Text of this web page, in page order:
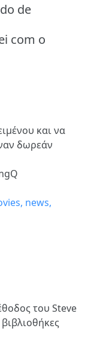
de
com o
και να
δωρεάν
του Steve
βιβλιοθήκες